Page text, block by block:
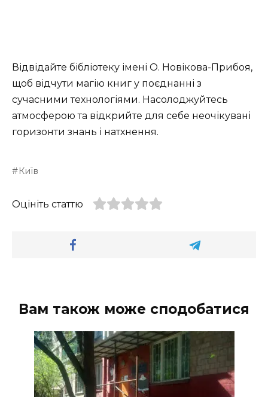
Відвідайте бібліотеку імені О. Новікова-Прибоя,
щоб відчути магію книг у поєднанні з
сучасними технологіями. Насолоджуйтесь
атмосферою та відкрийте для себе неочікувані
горизонти знань і натхнення.
Київ
Оцініть статтю
Вам також може сподобатися